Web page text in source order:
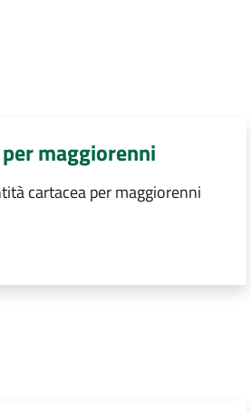
maggiorenni
cartacea per maggiorenni